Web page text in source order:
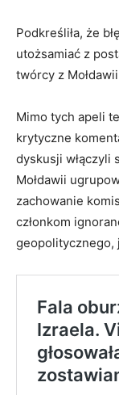
Podkreśliła, że
utożsamiać z
twórcy z
Mimo tych apeli
krytyczne
dyskusji włączyli
Mołdawii
zachowanie
członkom
geopolitycznego,